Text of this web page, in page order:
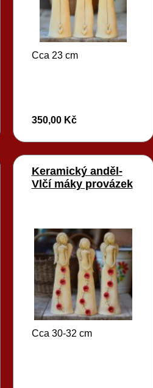
Cca 23 cm
350,00 Kč
Keramický anděl-
Vlčí máky provázek
Cca 30-32 cm